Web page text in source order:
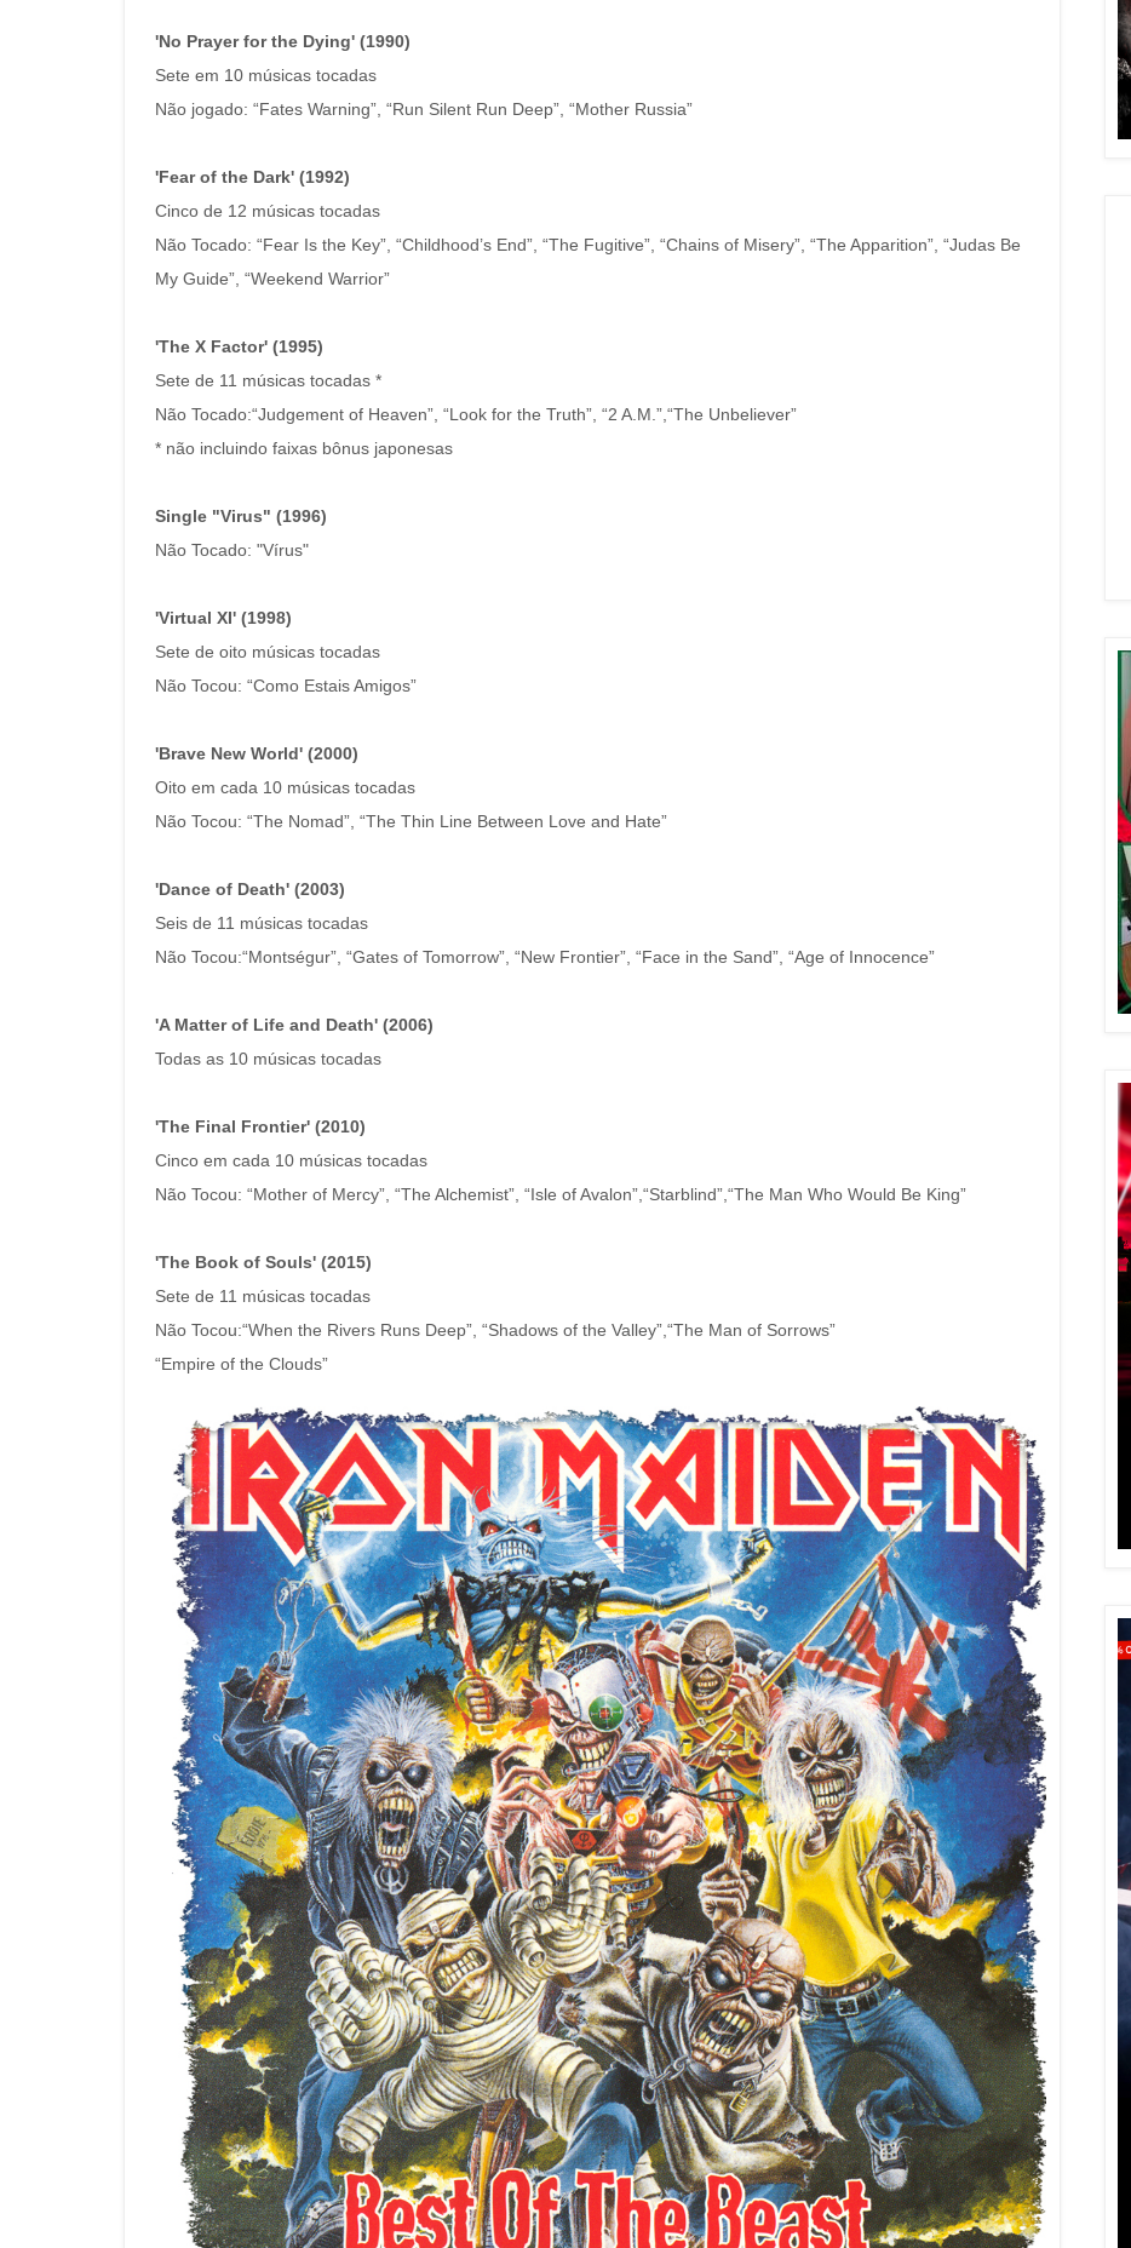
'No Prayer for the Dying' (1990)
Sete em 10 músicas tocadas
Não jogado: “Fates Warning”, “Run Silent Run Deep”, “Mother Russia”
'Fear of the Dark' (1992)
Cinco de 12 músicas tocadas
Não Tocado: “Fear Is the Key”, “Childhood’s End”, “The Fugitive”, “Chains of Misery”, “The Apparition”, “Judas Be
My Guide”, “Weekend Warrior”
'The X Factor' (1995)
Sete de 11 músicas tocadas *
Não Tocado:“Judgement of Heaven”, “Look for the Truth”, “2 A.M.”,“The Unbeliever”
* não incluindo faixas bônus japonesas
Single "Virus" (1996)
Não Tocado: "Vírus"
'Virtual XI' (1998)
Sete de oito músicas tocadas
Não Tocou: “Como Estais Amigos”
'Brave New World' (2000)
Oito em cada 10 músicas tocadas
Não Tocou: “The Nomad”, “The Thin Line Between Love and Hate”
'Dance of Death' (2003)
Seis de 11 músicas tocadas
Não Tocou:“Montségur”, “Gates of Tomorrow”, “New Frontier”, “Face in the Sand”, “Age of Innocence”
'A Matter of Life and Death' (2006)
Todas as 10 músicas tocadas
'The Final Frontier' (2010)
Cinco em cada 10 músicas tocadas
Não Tocou: “Mother of Mercy”, “The Alchemist”, “Isle of Avalon”,“Starblind”,“The Man Who Would Be King”
'The Book of Souls' (2015)
Sete de 11 músicas tocadas
Não Tocou:“When the Rivers Runs Deep”, “Shadows of the Valley”,“The Man of Sorrows”
“Empire of the Clouds”